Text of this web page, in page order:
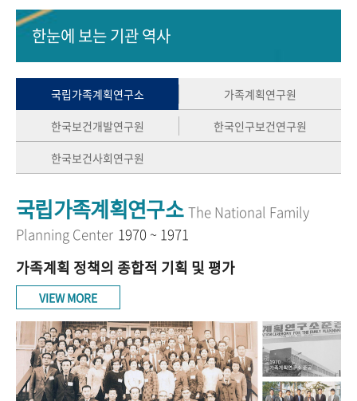
50+1 주년 기념
세계와 함께 한 KIHASA
VR 역사관
한눈에 보는기관 역사
국립가족계획연구소
가족계획연구원
한국보건개발연구원
한국인구보건연구원
한국보건사회연구원
국립가족계획연구소 The National Family
Planning Center 1970 ~ 1971
가족계획 정책의 종합적 기획 및 평가
VIEW MORE